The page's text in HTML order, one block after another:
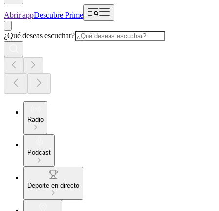
Abrir appDescubre Prime
¿Qué deseas escuchar?
Radio
Podcast
Deporte en directo